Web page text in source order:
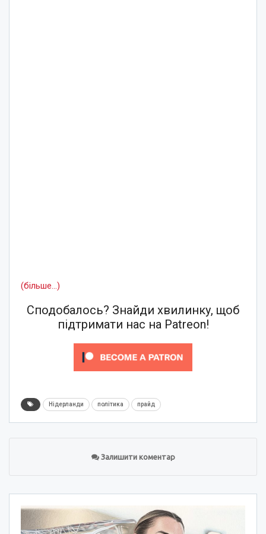
(більше…)
Сподобалось? Знайди хвилинку, щоб
підтримати нас на Patreon!
Нідерланди політика прайд
Залишити коментар